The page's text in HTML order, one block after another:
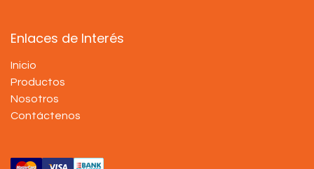
Enlaces de Interés
Inicio
Productos
Nosotros
Contáctenos